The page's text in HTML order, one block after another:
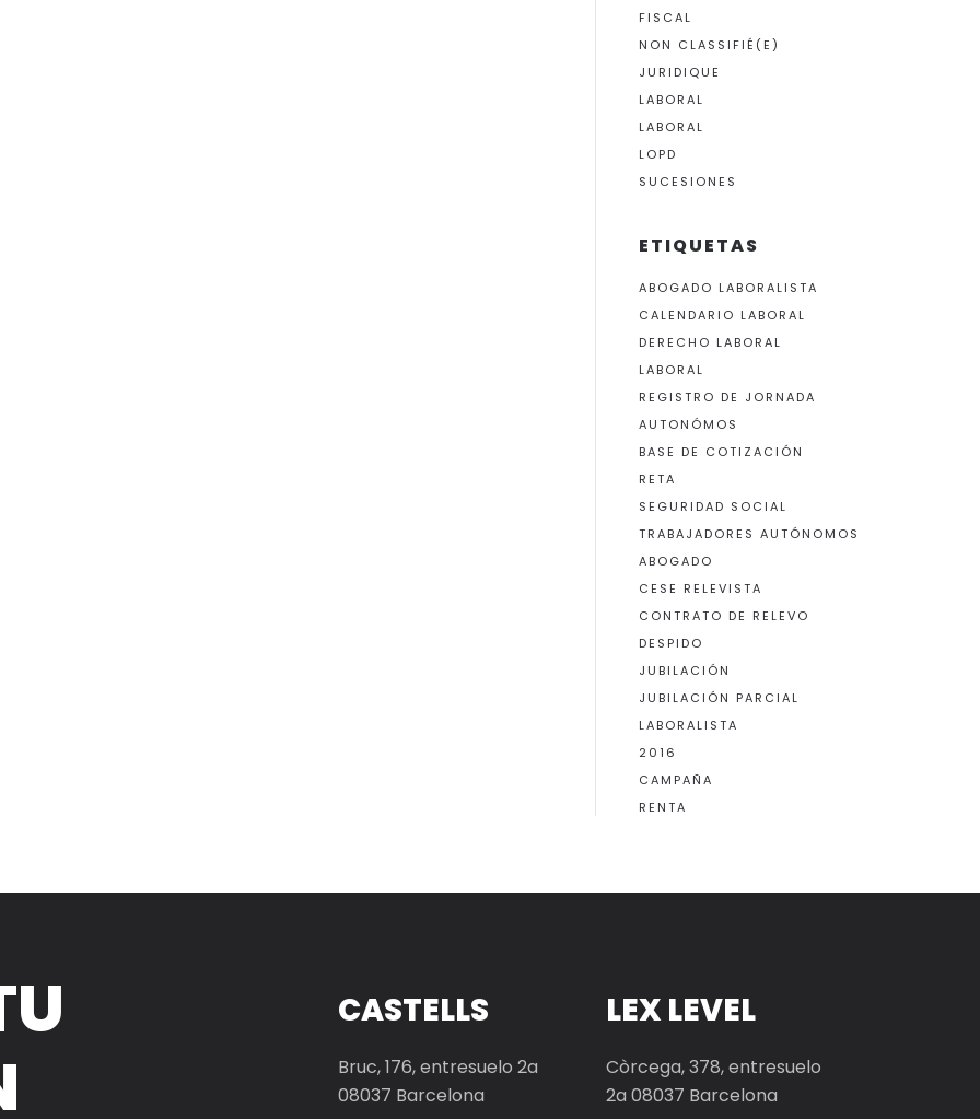
FISCAL
NON CLASSIFIÉ(E)
JURIDIQUE
LABORAL
LABORAL
LOPD
SUCESIONES
ETIQUETAS
ABOGADO LABORALISTA
CALENDARIO LABORAL
DERECHO LABORAL
LABORAL
REGISTRO DE JORNADA
AUTONÓMOS
BASE DE COTIZACIÓN
RETA
SEGURIDAD SOCIAL
TRABAJADORES AUTÓNOMOS
ABOGADO
CESE RELEVISTA
CONTRATO DE RELEVO
DESPIDO
JUBILACIÓN
JUBILACIÓN PARCIAL
LABORALISTA
2016
CAMPAÑA
RENTA
CASTELLS
Bruc, 176, entresuelo 2a
08037 Barcelona
LEX LEVEL
Còrcega, 378, entresuelo
2a 08037 Barcelona